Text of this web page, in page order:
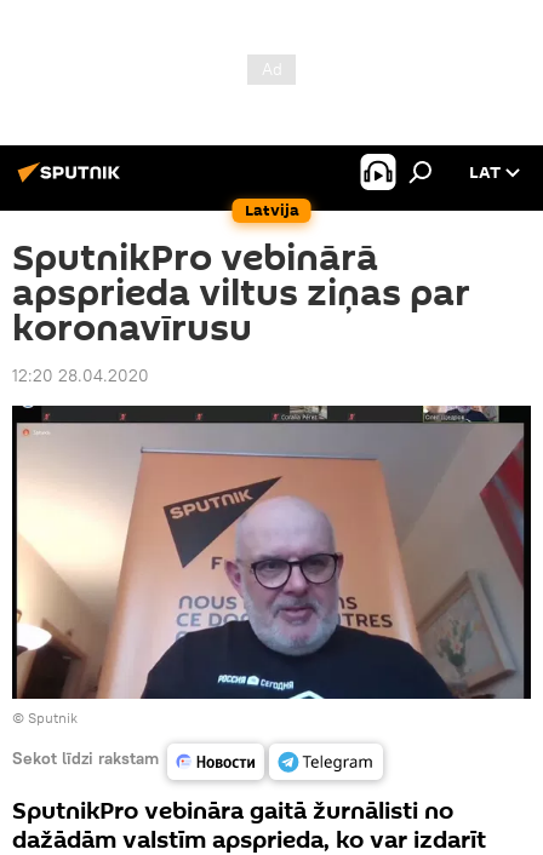
Latvija
LAT
SputnikPro vebinārā
apsprieda viltus ziņas par
koronavīrusu
12:20 28.04.2020
© Sputnik
Sekot līdzi rakstam
SputnikPro vebināra gaitā žurnālisti no
dažādām valstīm apsprieda, ko var izdarīt